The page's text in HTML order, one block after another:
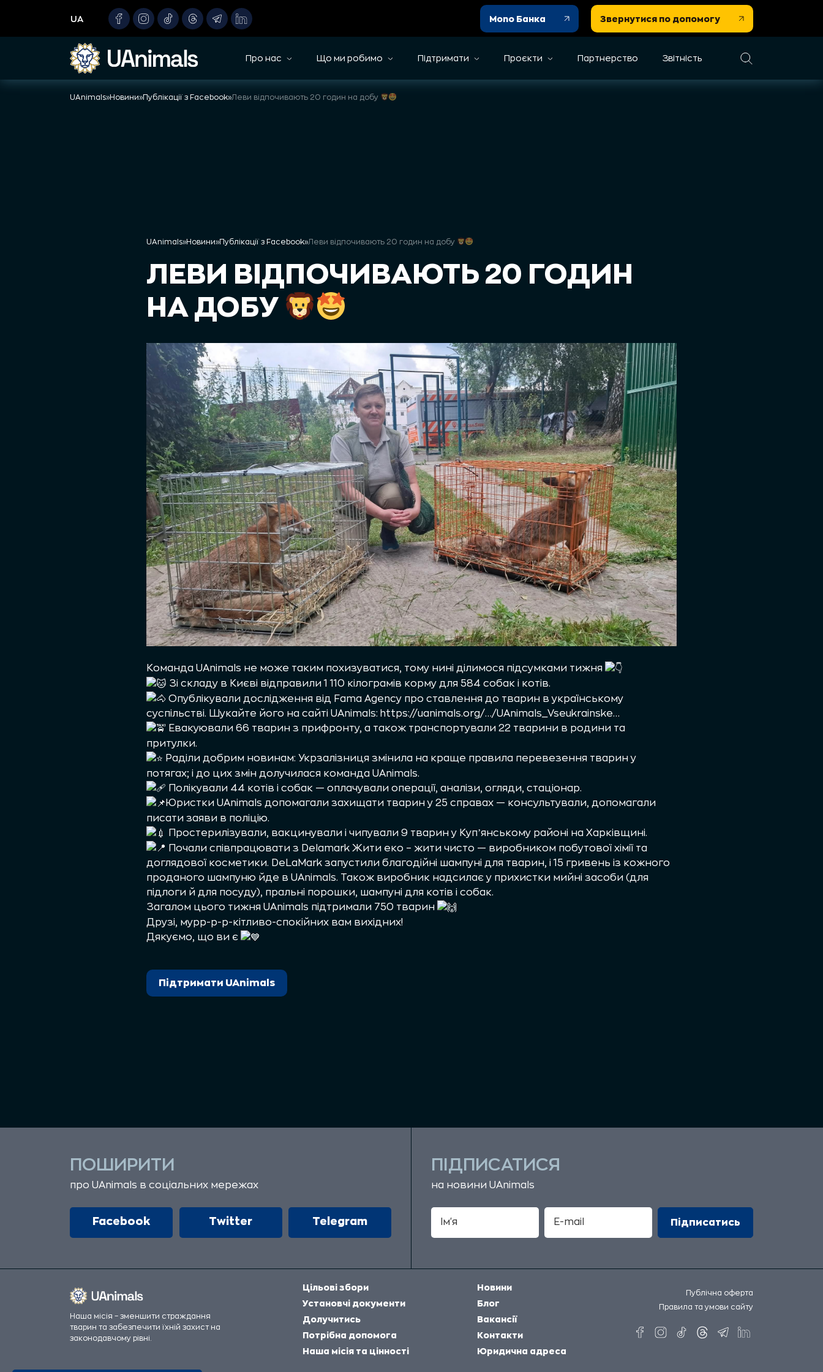
content
UA Mono Банка Звернутися по допомогу
Про нас Що ми робимо Підтримати Проєкти Партнерство Звітність
UAnimals»Новини»Публікації з Facebook»Леви відпочивають 20 годин на добу
UAnimals»Новини»Публікації з Facebook»Леви відпочивають 20 годин на добу
ЛЕВИ ВІДПОЧИВАЮТЬ 20 ГОДИН
НА ДОБУ
Команда UAnimals не може таким похизуватися, тому нині ділимося підсумками тижня
Зі складу в Києві відправили 1 110 кілограмів корму для 584 собак і котів.
Опублікували дослідження від Fama Agency про ставлення до тварин в українському
суспільстві. Шукайте його на сайті UAnimals: https://uanimals.org/…/UAnimals_Vseukrainske…
Евакуювали 66 тварин з прифронту, а також транспортували 22 тварини в родини та
притулки.
Раділи добрим новинам: Укрзалізниця змінила на краще правила перевезення тварин у
потягах; і до цих змін долучилася команда UAnimals.
Полікували 44 котів і собак — оплачували операції, аналізи, огляди, стаціонар.
Юристки UAnimals допомагали захищати тварин у 25 справах — консультували, допомагали
писати заяви в поліцію.
Простерилізували, вакцинували і чипували 9 тварин у Купʼянському районі на Харківщині.
Почали співпрацювати з Delamark Жити еко – жити чисто — виробником побутової хімії та
доглядової косметики. DeLaMark запустили благодійні шампуні для тварин, і 15 гривень із кожного
проданого шампуню йде в UAnimals. Також виробник надсилає у прихистки мийні засоби (для
підлоги й для посуду), пральні порошки, шампуні для котів і собак.
Загалом цього тижня UAnimals підтримали 750 тварин
Друзі, мурр-р-р-кітливо-спокійних вам вихідних!
Дякуємо, що ви є
Підтримати UAnimals
ПОШИРИТИ
про UAnimals в соціальних мережах
Facebook Twitter Telegram
ПІДПИСАТИСЯ
на новини UAnimals
Наша місія – зменшити страждання
тварин та забезпечити їхній захист на
законодавчому рівні.
Цільові збори
Установчі документи
Долучитись
Потрібна допомога
Наша місія та цінності
Новини
Блог
Вакансії
Контакти
Юридична адреса
Публічна оферта
Правила та умови сайту